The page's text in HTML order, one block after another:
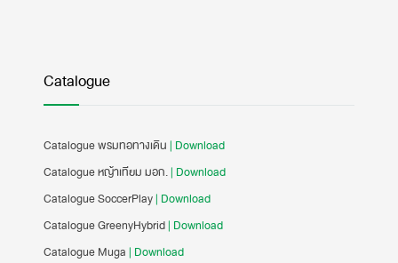
Catalogue
Catalogue พรมทอทางเดิน | Download
Catalogue หญ้าเทียม มอก.| Download
Catalogue SoccerPlay| Download
Catalogue GreenyHybrid| Download
Catalogue Muga | Download